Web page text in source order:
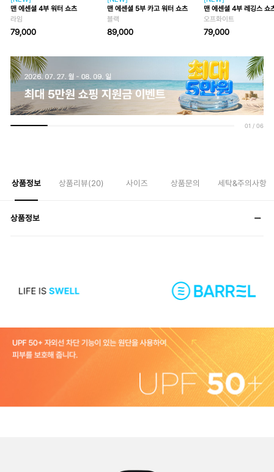
맨 에센셜 4부 워터 쇼츠
라임
79,000
맨 에센셜 5부 카고 워터 쇼츠
블랙
89,000
맨 에센셜 4부 레깅스 쇼
오프화이트
79,000
01 / 06
상품정보 상품리뷰(20) 사이즈 상품문의 세탁&주의사항
상품정보